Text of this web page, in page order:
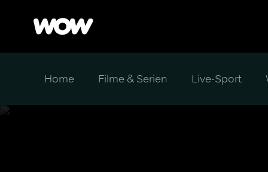
Home Filme & Serien Live-Sport